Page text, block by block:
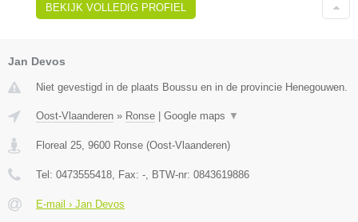
BEKIJK VOLLEDIG PROFIEL
Jan Devos
Niet gevestigd in de plaats Boussu en in de provincie Henegouwen.
Oost-Vlaanderen » Ronse Google maps ▼
Floreal 25 9600 Ronse (Oost-Vlaanderen)
Tel: 0473555418 , Fax: - , BTW-nr: 0843619886
E-mail › Jan Devos